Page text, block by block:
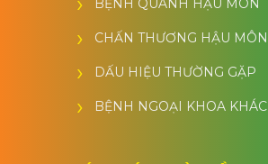
BỆNH QUANH HẬU MÔN
CHẤN THƯƠNG HẬU MÔN
DẤU HIỆU THƯỜNG GẶP
BỆNH NGOẠI KHOA KHÁC